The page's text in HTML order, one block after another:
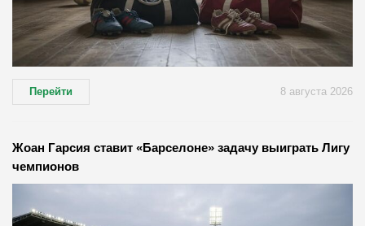
Перейти 8 августа 2026
Жоан Гарсия ставит «Барселоне» задачу выиграть Лигу
чемпионов